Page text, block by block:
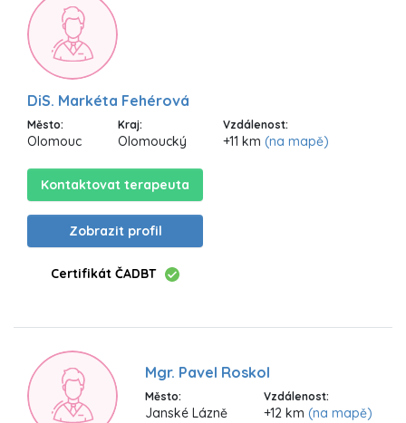
DiS. Markéta Fehérová
Město:
Olomouc
Kraj:
Olomoucký
Vzdálenost:
+11 km (na mapě)
Kontaktovat terapeuta
Zobrazit profil
Certifikát ČADBT
Mgr. Pavel Roskol
Město:
Janské Lázně
Vzdálenost:
+12 km (na mapě)